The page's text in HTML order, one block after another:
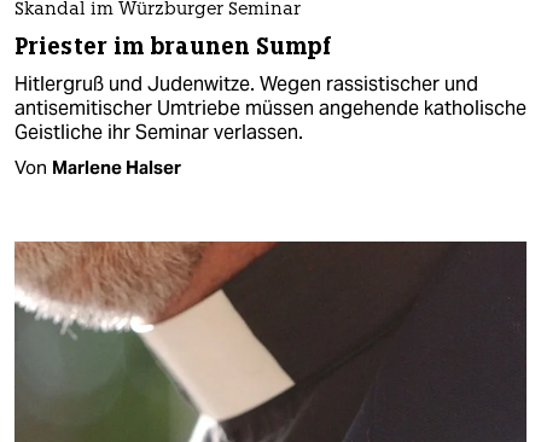
Skandal im Würzburger Seminar
Priester im braunen Sumpf
Hitlergruß und Judenwitze. Wegen rassistischer und
antisemitischer Umtriebe müssen angehende katholische
Geistliche ihr Seminar verlassen.
Von Marlene Halser